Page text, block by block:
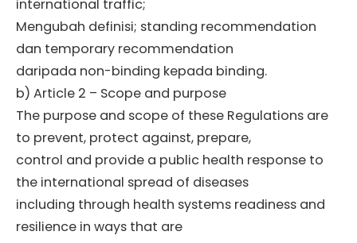
international traffic;
Mengubah definisi; standing recommendation
dan temporary recommendation
daripada non-binding kepada binding.
b) Article 2 – Scope and purpose
The purpose and scope of these Regulations are
to prevent, protect against, prepare,
control and provide a public health response to
the international spread of diseases
including through health systems readiness and
resilience in ways that are